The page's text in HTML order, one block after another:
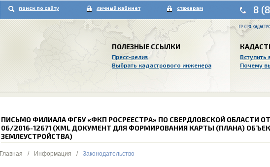
поиск по сайту личный кабинет стажерам 8
ПОЛЕЗНЫЕ ССЫЛКИ
Пресс-релиз
Выбрать кадастрового инженера
Вступить
Почему
ПИСЬМО ФИЛИАЛА ФГБУ «ФКП РОСРЕЕСТРА» ПО СВЕРДЛОВСКОЙ ОБЛАСТИ ОТ
06/2016-12671 (XML ДОКУМЕНТ ДЛЯ ФОРМИРОВАНИЯ КАРТЫ (ПЛАНА)
ЗЕМЛЕУСТРОЙСТВА)
Главная / Информация / Законодательство